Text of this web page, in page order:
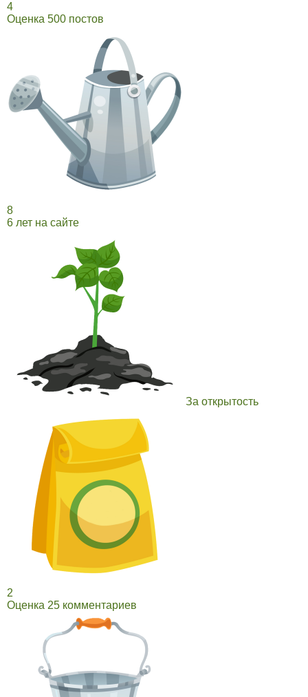
4
Оценка 500 постов
8
6 лет на сайте
За открытость
2
Оценка 25 комментариев